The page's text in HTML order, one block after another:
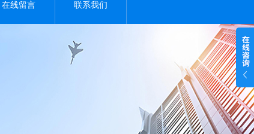
在线留言 联系我们